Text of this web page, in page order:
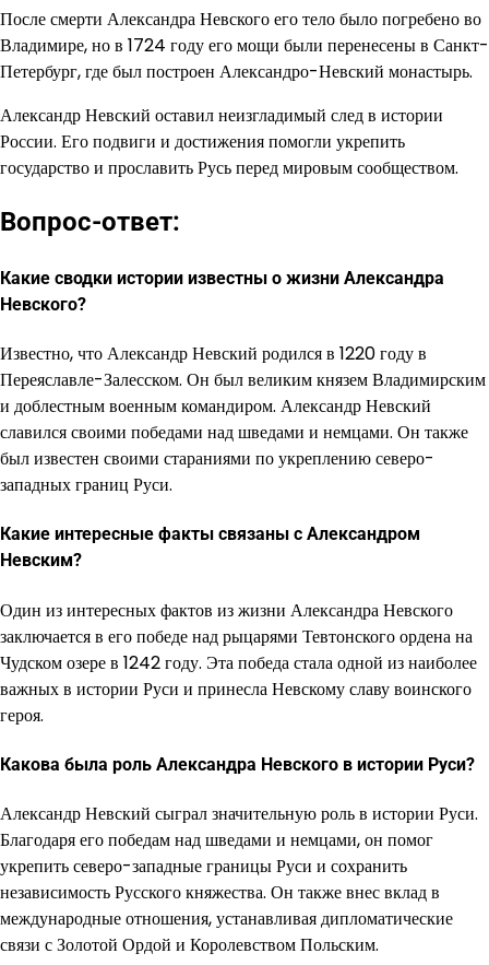
После смерти Александра Невского его тело было погребено во
Владимире, но в 1724 году его мощи были перенесены в Санкт-
Петербург, где был построен Александро-Невский монастырь.
Александр Невский оставил неизгладимый след в истории
России. Его подвиги и достижения помогли укрепить
государство и прославить Русь перед мировым сообществом.
Вопрос-ответ:
Какие сводки истории известны о жизни Александра
Невского?
Известно, что Александр Невский родился в 1220 году в
Переяславле-Залесском. Он был великим князем Владимирским
и доблестным военным командиром. Александр Невский
славился своими победами над шведами и немцами. Он также
был известен своими стараниями по укреплению северо-
западных границ Руси.
Какие интересные факты связаны с Александром
Невским?
Один из интересных фактов из жизни Александра Невского
заключается в его победе над рыцарями Тевтонского ордена на
Чудском озере в 1242 году. Эта победа стала одной из наиболее
важных в истории Руси и принесла Невскому славу воинского
героя.
Какова была роль Александра Невского в истории Руси?
Александр Невский сыграл значительную роль в истории Руси.
Благодаря его победам над шведами и немцами, он помог
укрепить северо-западные границы Руси и сохранить
независимость Русского княжества. Он также внес вклад в
международные отношения, устанавливая дипломатические
связи с Золотой Ордой и Королевством Польским.